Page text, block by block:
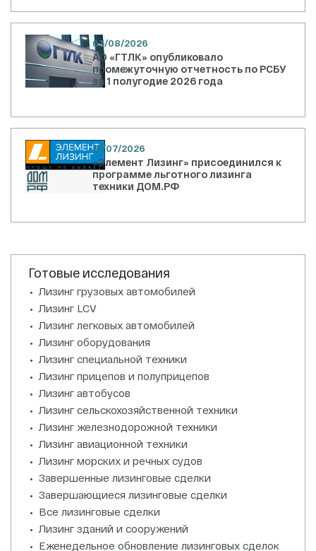
03/08/2026
АО «ГТЛК» опубликовало
промежуточную отчетность по РСБУ
за 1 полугодие 2026 года
31/07/2026
«Элемент Лизинг» присоединился к
программе льготного лизинга
техники ДОМ.РФ
Готовые исследования
Лизинг грузовых автомобилей
Лизинг LCV
Лизинг легковых автомобилей
Лизинг оборудования
Лизинг специальной техники
Лизинг прицепов и полуприцепов
Лизинг автобусов
Лизинг сельскохозяйственной техники
Лизинг железнодорожной техники
Лизинг авиационной техники
Лизинг морских и речных судов
Завершенные лизинговые сделки
Завершающиеся лизинговые сделки
Все лизинговые сделки
Лизинг зданий и сооружений
Еженедельное обновление лизинговых сделок